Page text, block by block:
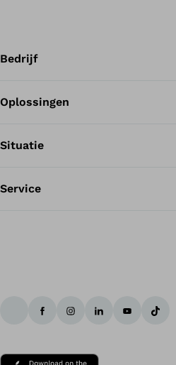
Bedrijf
Oplossingen
Situatie
Service